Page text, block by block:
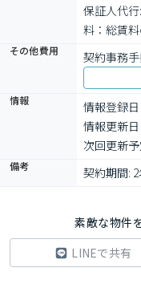
保証人代
料：総賃
その他費用 契約事務
情報
情報登録
情報更新
次回更新
備考 契約期間:
素敵な物件
LINEで共有